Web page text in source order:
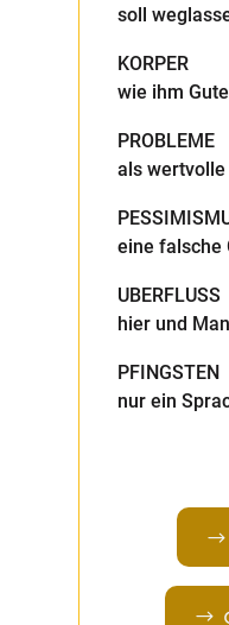
soll
wie ihm
KÖRPER
als wertvolle
PROBLEME
eine falsche
hier und
ÜBERFLUSS
nur ein
PFINGSTEN